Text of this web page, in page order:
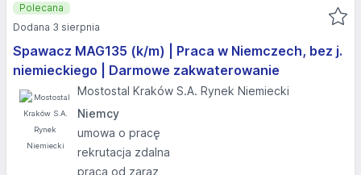
Spawacz MAG135 (k/m) | Praca w Niemczech, bez j.
niemieckiego | Darmowe zakwaterowanie
Mostostal Kraków S.A. Rynek Niemiecki
Niemcy
umowa o pracę
rekrutacja zdalna
praca od zaraz
Polecana
Dodana 3 sierpnia